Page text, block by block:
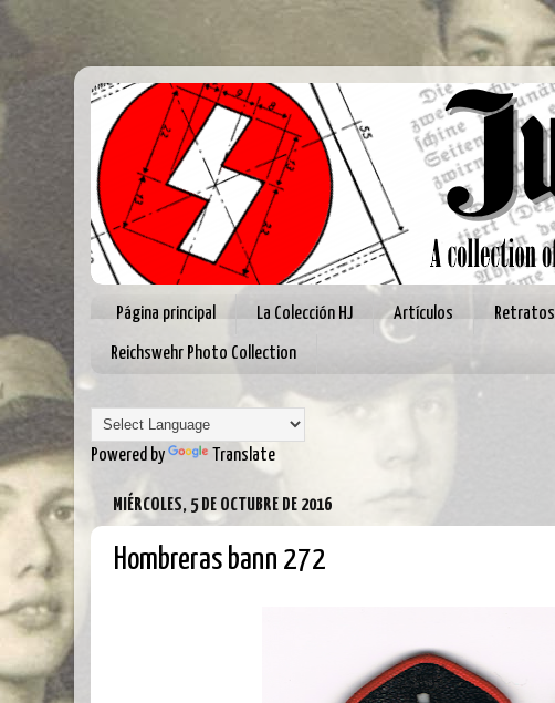
Página principal La Colección HJ Artículos Retratos
Reichswehr Photo Collection
Powered by Translate
MIÉRCOLES, 5 DE OCTUBRE DE 2016
Hombreras bann 272